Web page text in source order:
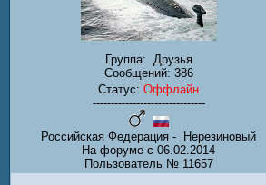
Группа: Друзья
Сообщений: 386
Статус: Оффлайн
-------------------------------
Российская Федерация - Нерезиновый
На форуме с 06.02.2014
Пользователь № 11657